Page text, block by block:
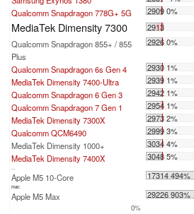
Qualcomm Snapdragon 778G+ 5G
2909 0%
MediaTek Dimensity 7300
2913
Qualcomm Snapdragon 855+ / 855
Plus
2926 0%
Qualcomm Snapdragon 6s Gen 4
2930 1%
MediaTek Dimensity 7400-Ultra
2939 1%
Qualcomm Snapdragon 6 Gen 3
2942 1%
Qualcomm Snapdragon 7 Gen 1
2954 1%
MediaTek Dimensity 7300X
2973 2%
Qualcomm QCM6490
2999 3%
MediaTek Dimensity 1000+
3034 4%
MediaTek Dimensity 7400X
3048 5%
...
Apple M5 10-Core 17314 494%
max:
Apple M5 Max 29226 903%
0%